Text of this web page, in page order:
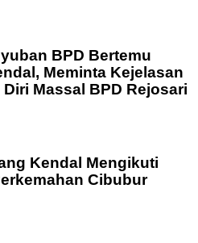
BPD Bertemu
Meminta Kejelasan
Massal BPD Rejosari
Kendal Mengikuti
Cibubur